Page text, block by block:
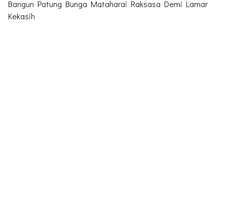
Bangun Patung Bunga Mataharai Raksasa Demi Lamar
Kekasih